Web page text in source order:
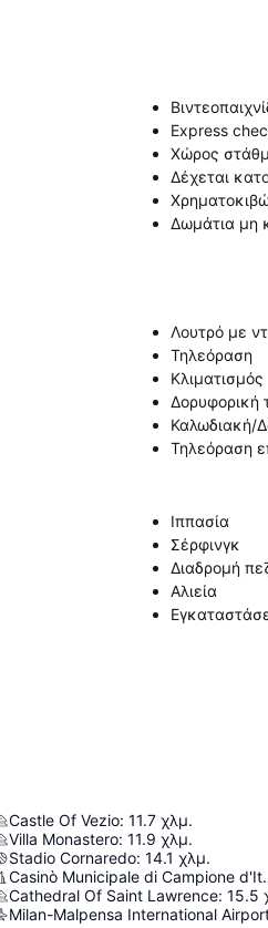
Express
Χώρος
Δέχεται
Δωμάτια μη
Λουτρό με
Τηλεόραση
Κλιματισμός
Δορυφορική
Καλωδιακή/
Τηλεόραση
Ιππασία
Σέρφινγκ
Διαδρομή
Αλιεία
Castle Of Vezio: 11.7 χλμ.
Villa Monastero: 11.9 χλμ.
Stadio Cornaredo: 14.1 χλμ.
Casinò
Cathedral Of Saint Lawrence: 15.5
Milan-Malpensa International